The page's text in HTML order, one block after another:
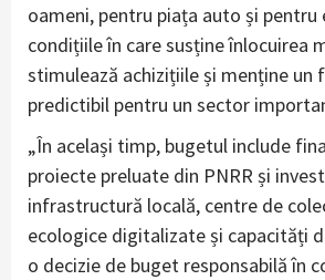
oameni, pentru piața auto și pentru
condițiile în care susține înlocuirea
stimulează achizițiile și menține un
predictibil pentru un sector
„În același timp, bugetul include
proiecte preluate din PNRR și
infrastructură locală, centre de
ecologice digitalizate și capacități
o decizie de buget responsabilă în